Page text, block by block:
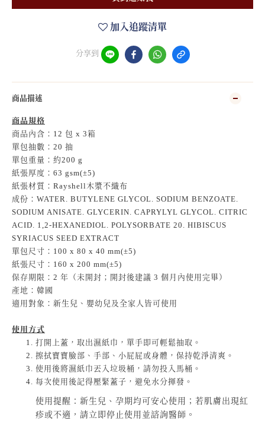
加入追蹤清單
分享到
商品描述
商品規格
商品內含：12 包 x 3箱
單包抽數：20 抽
單包重量：約200 g
紙張厚度：63 gsm(±5)
紙張材質：Rayshell木漿不織布
成份：WATER. BUTYLENE GLYCOL. SODIUM BENZOATE.
SODIUM ANISATE. GLYCERIN. CAPRYLYL GLYCOL. CITRIC
ACID. 1,2-HEXANEDIOL. POLYSORBATE 20. HIBISCUS
SYRIACUS SEED EXTRACT
單包尺寸：100 x 80 x 40 mm(±5)
紙張尺寸：160 x 200 mm(±5)
保存期限：2 年（未開封；開封後建議 3 個月內使用完畢）
產地：韓國
適用對象：新生兒、嬰幼兒及全家人皆可使用
使用方式
打開上蓋，取出濕紙巾，單手即可輕鬆抽取。
擦拭寶寶臉部、手部、小屁屁或身體，保持乾淨清爽。
使用後將濕紙巾丟入垃圾桶，請勿投入馬桶。
每次使用後記得壓緊蓋子，避免水分揮發。
使用提醒：新生兒、孕期均可安心使用；若肌膚出現紅
疹或不適，請立即停止使用並諮詢醫師。